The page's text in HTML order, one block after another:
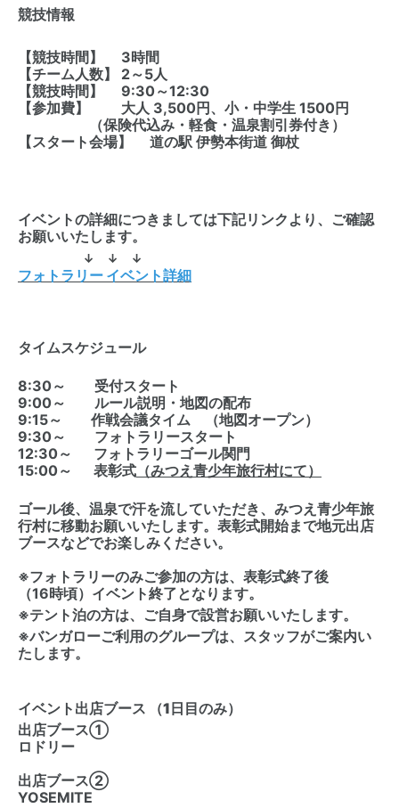
競技情報
【競技時間】 3時間
【チーム人数】 2～5人
【競技時間】 9:30～12:30
【参加費】 大人 3,500円、小・中学生 1500円
（保険代込み・軽食・温泉割引券付き）
【スタート会場】 道の駅 伊勢本街道 御杖
イベントの詳細につきましては下記リンクより、ご確認
お願いいたします。
↓ ↓ ↓
フォトラリー イベント詳細
タイムスケジュール
8:30～ 受付スタート
9:00～ ルール説明・地図の配布
9:15～ 作戦会議タイム （地図オープン）
9:30～ フォトラリースタート
12:30～ フォトラリーゴール関門
15:00～ 表彰式 （みつえ青少年旅行村にて）
ゴール後、温泉で汗を流していただき、みつえ青少年旅
行村に移動お願いいたします。表彰式開始まで地元出店
ブースなどでお楽しみください。
※フォトラリーのみご参加の方は、表彰式終了後
（16時頃）イベント終了となります。
※テント泊の方は、ご自身で設営お願いいたします。
※バンガローご利用のグループは、スタッフがご案内い
たします。
イベント出店ブース （1日目のみ）
出店ブース①
ロドリー
出店ブース②
YOSEMITE